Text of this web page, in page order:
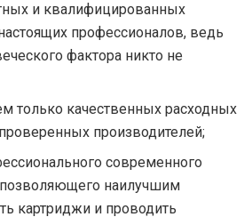
и квалифицированных
профессионалов, ведь
фактора никто не
только качественных расходных
производителей;
современного
наилучшим
картриджи и проводить